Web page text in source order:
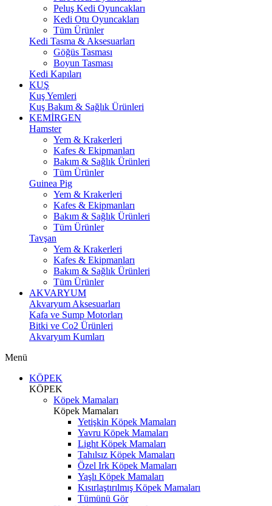
Peluş Kedi Oyuncakları
Kedi Otu Oyuncakları
Tüm Ürünler
Kedi Tasma & Aksesuarları
Göğüs Tasması
Boyun Tasması
Kedi Kapıları
KUŞ
Kuş Yemleri
Kuş Bakım & Sağlık Ürünleri
KEMİRGEN
Hamster
Yem & Krakerleri
Kafes & Ekipmanları
Bakım & Sağlık Ürünleri
Tüm Ürünler
Guinea Pig
Yem & Krakerleri
Kafes & Ekipmanları
Bakım & Sağlık Ürünleri
Tüm Ürünler
Tavşan
Yem & Krakerleri
Kafes & Ekipmanları
Bakım & Sağlık Ürünleri
Tüm Ürünler
AKVARYUM
Akvaryum Aksesuarları
Kafa ve Sump Motorları
Bitki ve Co2 Ürünleri
Akvaryum Kumları
Menü
KÖPEK
KÖPEK
Köpek Mamaları
Köpek Mamaları
Yetişkin Köpek Mamaları
Yavru Köpek Mamaları
Light Köpek Mamaları
Tahılsız Köpek Mamaları
Özel Irk Köpek Mamaları
Yaşlı Köpek Mamaları
Kısırlaştırılmış Köpek Mamaları
Tümünü Gör